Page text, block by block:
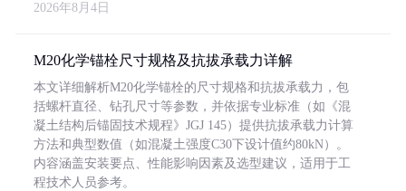
2026年8月4日
M20化学锚栓尺寸规格及抗拔承载力详解
本文详细解析M20化学锚栓的尺寸规格和抗拔承载力，包
括螺杆直径、钻孔尺寸等参数，并依据专业标准（如《混
凝土结构后锚固技术规程》JGJ 145）提供抗拔承载力计算
方法和典型数值（如混凝土强度C30下设计值约80kN）。
内容涵盖安装要点、性能影响因素及选型建议，适用于工
程技术人员参考。